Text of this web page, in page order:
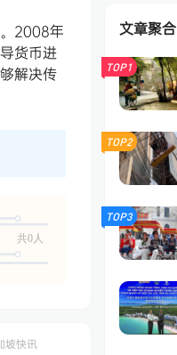
2008年
货币进
解决传
共0人
坡快讯
文章聚合
TOP1
TOP2
TOP3